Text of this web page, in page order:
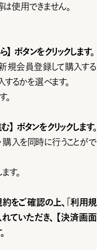
は使 用できません。
ボタンをクリックします。
規会員登録して購入する
るかを選べます。
ボタンをクリックします。
入を 同 時 に 行うことが で
す。
をご確認の上、「利用規
ていただき、 【決済画面